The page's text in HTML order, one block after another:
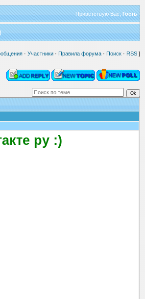
Приветствую Вас,Гость
· Участники · Правила форума · Поиск · RSS ]
ру :)